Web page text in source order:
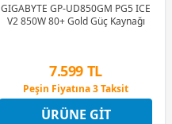
GIGABYTE GP-UD850GM PG5 ICE
V2 850W 80+ Gold Güç Kaynağı
7.599 TL
Peşin Fiyatına 3 Taksit
12 Ay x 894 TL taksitle
Peşin Fiyatına 3 Taksit
ÜRÜNE GIT